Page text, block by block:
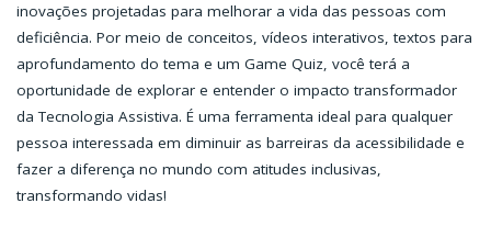
inovações projetadas para melhorar a vida das pessoas com
deficiência. Por meio de conceitos, vídeos interativos, textos para
aprofundamento do tema e um Game Quiz, você terá a
oportunidade de explorar e entender o impacto transformador
da Tecnologia Assistiva. É uma ferramenta ideal para qualquer
pessoa interessada em diminuir as barreiras da acessibilidade e
fazer a diferença no mundo com atitudes inclusivas,
transformando vidas!